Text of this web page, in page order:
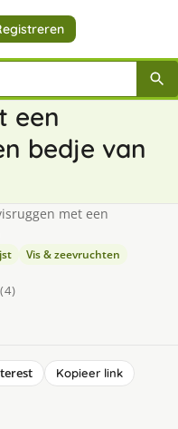
een
bedje van
met een
Vis & zeevruchten
Kopieer link